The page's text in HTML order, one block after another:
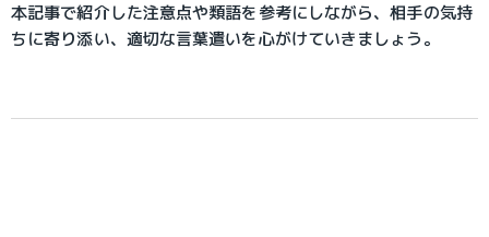
本記事で紹介した注意点や類語を参考にしながら、相手の気持
ちに寄り添い、適切な言葉遣いを心がけていきましょう。